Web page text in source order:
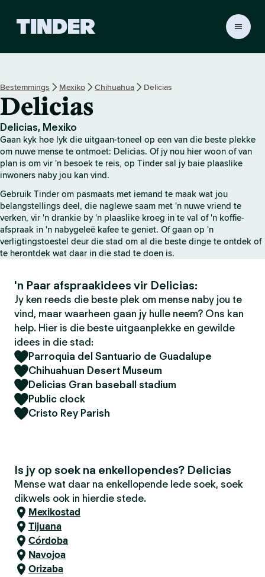
r
i
s
b
l
d
Bestemmings Mexiko Chihuahua Delicias
Delicias
Delicias, Mexiko
Gaan kyk hoe lyk die uitgaan-toneel op een van die beste plekke
om nuwe mense te ontmoet: Delicias. Of jy nou hier woon of van
plan is om vir 'n besoek te reis, op Tinder sal jy baie plaaslike
inwoners naby jou kan vind.
Gebruik Tinder om pasmaats met iemand te maak wat jou
belangstellings deel, die naglewe saam met 'n nuwe vriend te
verken, vir 'n drankie by 'n plaaslike kroeg in te val of 'n koffie-
afspraak in 'n nabygeleë kafee te geniet. Of gaan op 'n
verligtingstoestel deur die stad om al die beste dinge te ontdek of
te herontdek wat daar in die stad te doen is.
'n Paar afspraakidees vir Delicias:
Jy ken reeds die beste plek om mense naby jou te
vind, maar waarheen gaan jy hulle neem? Ons kan
help. Hier is die beste uitgaanplekke en gewilde
idees in die stad:
Parroquia del Santuario de Guadalupe
Chihuahuan Desert Museum
Delicias Gran baseball stadium
Public clock
Cristo Rey Parish
Is jy op soek na enkellopendes? Delicias
Mense wat daar na enkellopende lede soek, soek
dikwels ook in hierdie stede.
Mexikostad
Tijuana
Córdoba
Navojoa
Orizaba